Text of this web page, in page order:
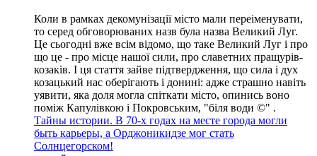
Коли в рамках декомунізації місто мали переіменувати,
то серед обговорюваних назв була назва Великий Луг.
Це сьогодні вже всім відомо, що таке Великий Луг і про
що це - про місце нашої сили, про славетних пращурів-
козаків. І ця стаття зайве підтвердження, що сила і дух
козацький нас оберігають і донині: адже страшно навіть
уявити, яка доля могла спіткати місто, опинись воно
поміж Капулівкою і Покровським, "біля води ©" .
Тайны истории. В 70-х годах на месте города могли
быть карьеры, а Орджоникидзе мог стать
Солнцегорском!